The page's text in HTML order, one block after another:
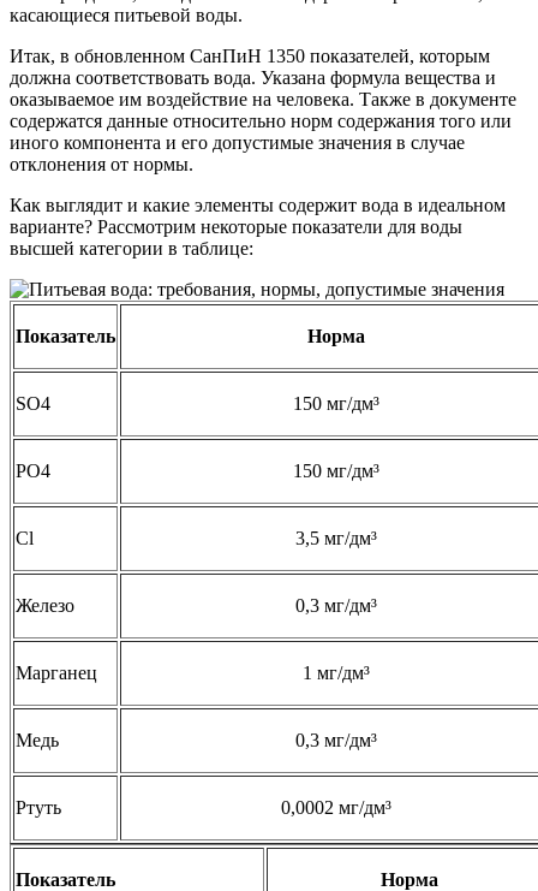
касающиеся питьевой воды.
Итак, в обновленном СанПиН 1350 показателей, которым
должна соответствовать вода. Указана формула вещества и
оказываемое им воздействие на человека. Также в документе
содержатся данные относительно норм содержания того или
иного компонента и его допустимые значения в случае
отклонения от нормы.
Как выглядит и какие элементы содержит вода в идеальном
варианте? Рассмотрим некоторые показатели для воды
высшей категории в таблице:
Показатель Норма
SO4 150 мг/дм³
PO4 150 мг/дм³
Cl 3,5 мг/дм³
Железо 0,3 мг/дм³
Марганец 1 мг/дм³
Медь 0,3 мг/дм³
Ртуть 0,0002 мг/дм³
Показатель Норма